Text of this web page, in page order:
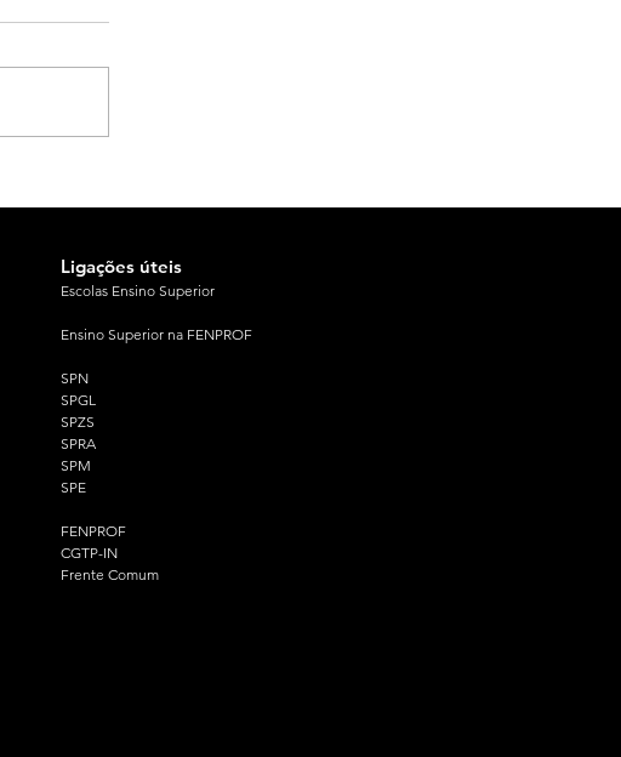
Ligações úteis
Escolas Ensino Superior
Ensino Superior na FENPROF
SPN
SPGL
SPZS
SPRA
SPM
SPE
FENPROF
CGTP-IN
Frente Comum